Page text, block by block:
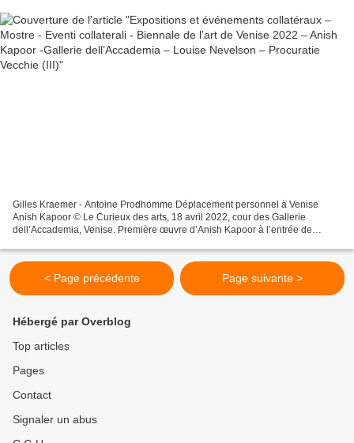
Gilles Kraemer - Antoine Prodhomme Déplacement personnel à Venise
Anish Kapoor © Le Curieux des arts, 18 avril 2022, cour des Gallerie
dell’Accademia, Venise. Première œuvre d’Anish Kapoor à l’entrée de
< Page précédente Page suivante >
Hébergé par Overblog
Top articles
Pages
Contact
Signaler un abus